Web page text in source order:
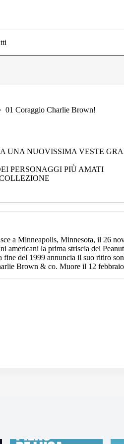
01 Coraggio Charlie Brown!
UNA NUOVISSIMA VESTE
PERSONAGGI PIÙ AMATI
a Minneapolis, Minnesota, il 26
americani la prima striscia dei
fine del 1999 annuncia il suo ritiro
Brown & co. Muore il 12